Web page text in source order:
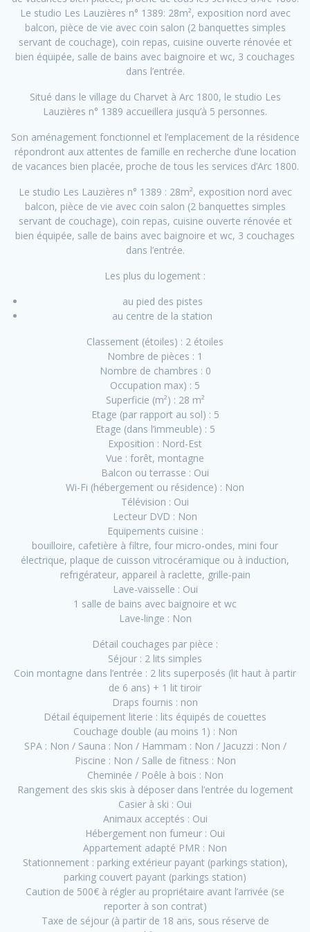
Le studio Les Lauzières n° 1389: 28m², exposition nord avec
balcon, pièce de vie avec coin salon (2 banquettes simples
servant de couchage), coin repas, cuisine ouverte rénovée et
bien équipée, salle de bains avec baignoire et wc, 3 couchages
dans l’entrée.
Situé dans le village du Charvet à Arc 1800, le studio Les
Lauzières n° 1389 accueillera jusqu’à 5 personnes.
Son aménagement fonctionnel et l’emplacement de la résidence
répondront aux attentes de famille en recherche d’une location
de vacances bien placée, proche de tous les services d’Arc 1800.
Le studio Les Lauzières n° 1389 : 28m², exposition nord avec
balcon, pièce de vie avec coin salon (2 banquettes simples
servant de couchage), coin repas, cuisine ouverte rénovée et
bien équipée, salle de bains avec baignoire et wc, 3 couchages
dans l’entrée.
Les plus du logement :
au pied des pistes
au centre de la station
Classement (étoiles) : 2 étoiles
Nombre de pièces : 1
Nombre de chambres : 0
Occupation max) : 5
Superficie (m²) : 28 m²
Etage (par rapport au sol) : 5
Etage (dans l’immeuble) : 5
Exposition : Nord-Est
Vue : forêt, montagne
Balcon ou terrasse : Oui
Wi-Fi (hébergement ou résidence) : Non
Télévision : Oui
Lecteur DVD : Non
Equipements cuisine :
bouilloire, cafetière à filtre, four micro-ondes, mini four
électrique, plaque de cuisson vitrocéramique ou à induction,
refrigérateur, appareil à raclette, grille-pain
Lave-vaisselle : Oui
1 salle de bains avec baignoire et wc
Lave-linge : Non
Détail couchages par pièce :
Séjour : 2 lits simples
Coin montagne dans l’entrée : 2 lits superposés (lit haut à partir
de 6 ans) + 1 lit tiroir
Draps fournis : non
Détail équipement literie : lits équipés de couettes
Couchage double (au moins 1) : Non
SPA : Non / Sauna : Non / Hammam : Non / Jacuzzi : Non /
Piscine : Non / Salle de fitness : Non
Cheminée / Poêle à bois : Non
Rangement des skis skis à déposer dans l’entrée du logement
Casier à ski : Oui
Animaux acceptés : Oui
Hébergement non fumeur : Oui
Appartement adapté PMR : Non
Stationnement : parking extérieur payant (parkings station),
parking couvert payant (parkings station)
Caution de 500€ à régler au propriétaire avant l’arrivée (se
reporter à son contrat)
Taxe de séjour (à partir de 18 ans, sous réserve de